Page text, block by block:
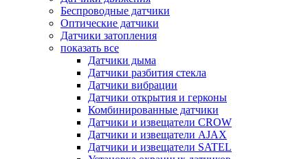
Беспроводные датчики
Оптические датчики
Датчики затопления
показать все
Датчики дыма
Датчики разбития стекла
Датчики вибрации
Датчики открытия и герконы
Комбинированные датчики
Датчики и извещатели CROW
Датчики и извещатели AJAX
Датчики и извещатели SATEL